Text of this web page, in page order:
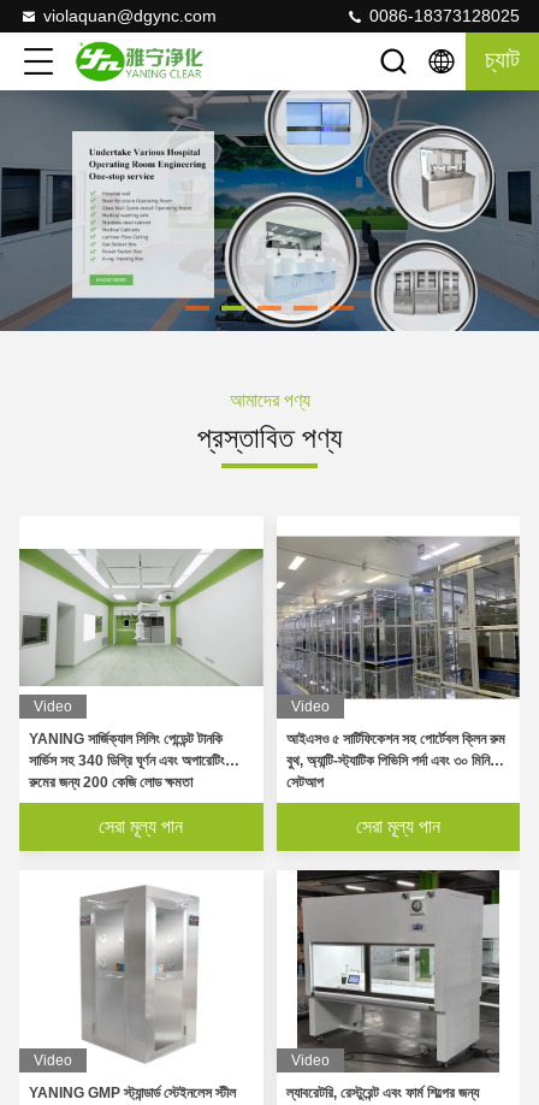
violaquan@dgync.com 0086-18373128025
চ্যাট
আমাদের পণ্য
প্রস্তাবিত পণ্য
Video
YANING সার্জিক্যাল সিলিং পেন্ডেন্ট টানকি
সার্ভিস সহ 340 ডিগ্রি ঘূর্ণন এবং অপারেটিং
রুমের জন্য 200 কেজি লোড ক্ষমতা
সেরা মূল্য পান
Video
আইএসও ৫ সার্টিফিকেশন সহ পোর্টেবল ক্লিন রুম
বুথ, অ্যান্টি-স্ট্যাটিক পিভিসি পর্দা এবং ৩০ মিনিটের
সেটআপ
সেরা মূল্য পান
Video
YANING GMP স্ট্যান্ডার্ড স্টেইনলেস স্টীল
Video
ল্যাবরেটরি, রেস্টুরেন্ট এবং ফার্ম শিল্পের জন্য